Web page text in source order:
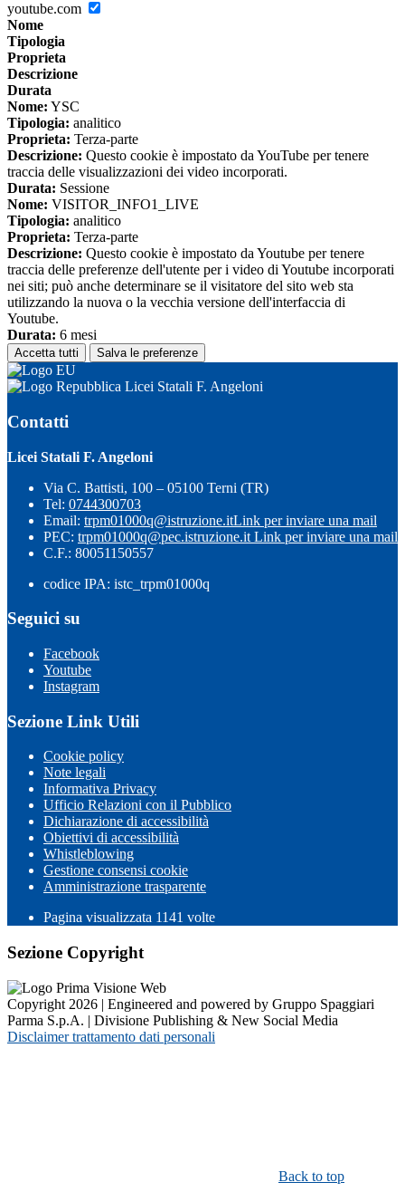
youtube.com
Nome
Tipologia
Proprieta
Descrizione
Durata
Nome: YSC
Tipologia: analitico
Proprieta: Terza-parte
Descrizione: Questo cookie è impostato da YouTube per tenere
traccia delle visualizzazioni dei video incorporati.
Durata: Sessione
Nome: VISITOR_INFO1_LIVE
Tipologia: analitico
Proprieta: Terza-parte
Descrizione: Questo cookie è impostato da Youtube per tenere
traccia delle preferenze dell'utente per i video di Youtube incorporati
nei siti; può anche determinare se il visitatore del sito web sta
utilizzando la nuova o la vecchia versione dell'interfaccia di
Youtube.
Durata: 6 mesi
Accetta tutti Salva le preferenze
Licei Statali F. Angeloni
Contatti
Licei Statali F. Angeloni
Via C. Battisti, 100 – 05100 Terni (TR)
Tel: 0744300703
Email: trpm01000q@istruzione.itLink per inviare una mail
PEC: trpm01000q@pec.istruzione.it Link per inviare una mail
C.F.: 80051150557
codice IPA: istc_trpm01000q
Seguici su
Facebook
Youtube
Instagram
Sezione Link Utili
Cookie policy
Note legali
Informativa Privacy
Ufficio Relazioni con il Pubblico
Dichiarazione di accessibilità
Obiettivi di accessibilità
Whistleblowing
Gestione consensi cookie
Amministrazione trasparente
Pagina visualizzata 1141 volte
Sezione Copyright
Copyright 2026 | Engineered and powered by Gruppo Spaggiari
Parma S.p.A. | Divisione Publishing & New Social Media
Disclaimer trattamento dati personali
Back to top